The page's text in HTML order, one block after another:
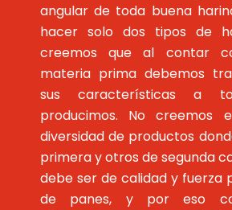
angular de toda buena
hacer solo dos tipos de
creemos que al contar
materia prima debemos
sus características a
producimos. No creemos
diversidad de productos
primera y otros de segunda
debe ser de calidad y fuerza
de panes, y por eso